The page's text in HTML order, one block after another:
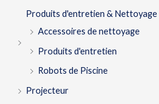
Produits d'entretien & Nettoyage
Accessoires de nettoyage
Produits d'entretien
Robots de Piscine
Projecteur